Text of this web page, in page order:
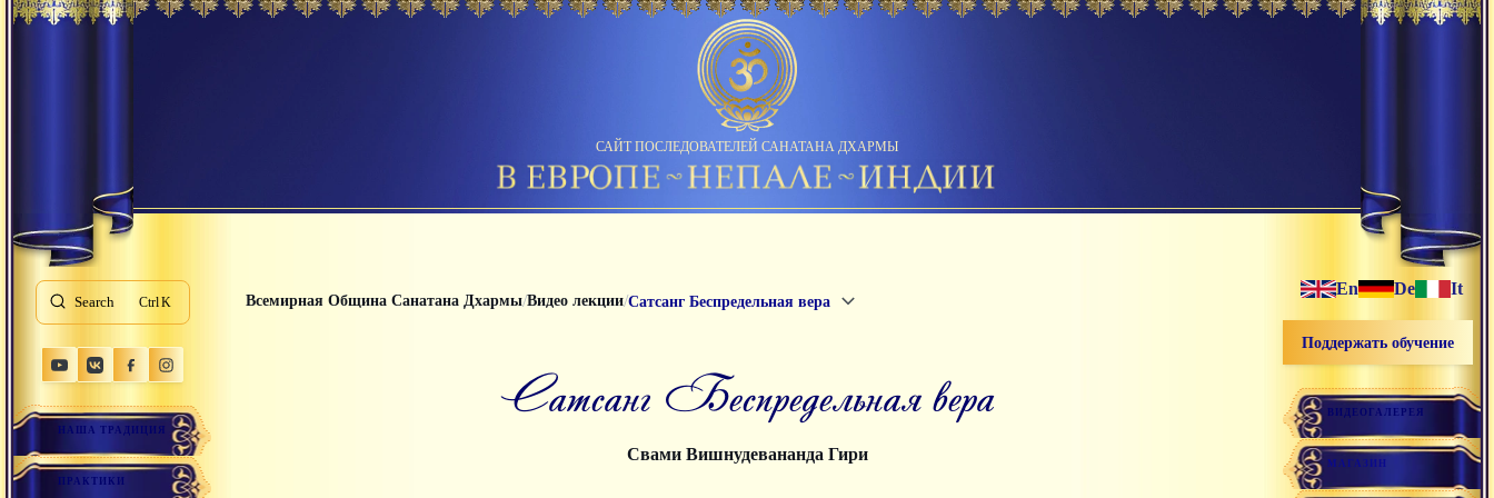
САЙТ ПОСЛЕДОВАТЕЛЕЙ САНАТАНА ДХАРМЫ
Search K
НАША ТРАДИЦИЯ
ПРАКТИКИ
Всемирная Община Санатана Дхармы/Видео лекции/Сатсанг Беспредельная вера
Сатсанг Беспредельная вера
Свами Вишнудевананда Гири
En De It
Поддержать обучение
ВИДЕОГАЛЕРЕЯ
МАГАЗИН